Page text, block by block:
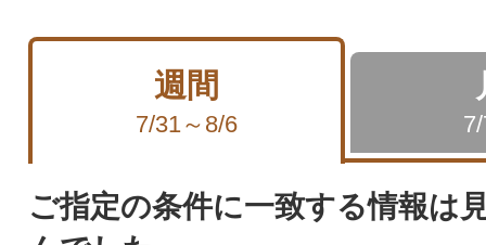
週間
7/31～8/6
ご指定の条件に一致する情報は